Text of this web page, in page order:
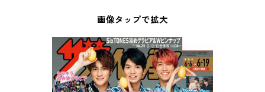
画像タップで拡大